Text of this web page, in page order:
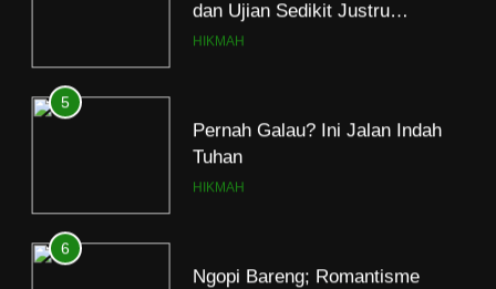
Pernah Galau? Ini Jalan Indah
Ngopi Bareng; Romantisme